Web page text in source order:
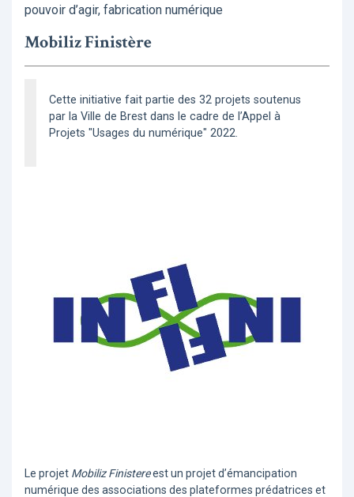
pouvoir d’agir, fabrication numérique
Mobiliz Finistère
Cette initiative fait partie des 32 projets soutenus
par la Ville de Brest dans le cadre de l’Appel à
Projets "Usages du numérique" 2022.
Le projet Mobiliz Finistereest un projet d’émancipation
numérique des associations des plateformes prédatrices et